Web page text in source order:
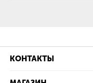
Степень защиты по
КОНТАКТЫ